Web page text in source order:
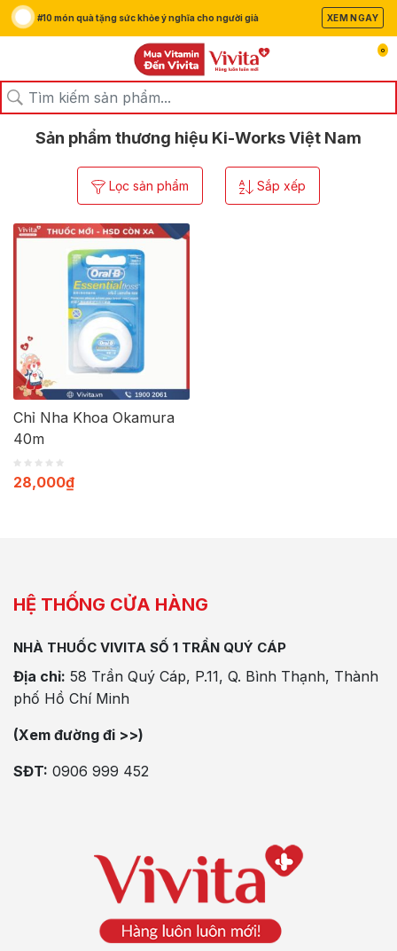
#10 món quà tặng sức khỏe ý nghĩa cho người già XEM NGAY
0
Trang chủ/Thương hiệu/
Sản phẩm thương hiệu Ki-Works Việt Nam
Lọc sản phẩm Sắp xếp
Chỉ Nha Khoa Okamura
40m
28,000₫
HỆ THỐNG CỬA HÀNG
NHÀ THUỐC VIVITA SỐ 1 TRẦN QUÝ CÁP
Địa chỉ: 58 Trần Quý Cáp, P.11, Q. Bình Thạnh, Thành
phố Hồ Chí Minh
(Xem đường đi >>)
SĐT: 0906 999 452